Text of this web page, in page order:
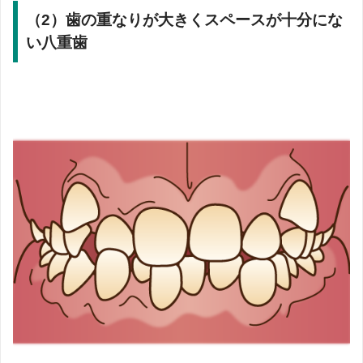
（2）歯の重なりが大きくスペースが十分にな
い八重歯